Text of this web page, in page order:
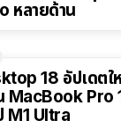
หลายด้าน
18 อัปเดตใ
Pro
M1 Ultra